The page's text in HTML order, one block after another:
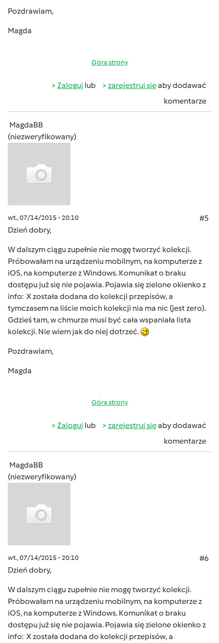
Pozdrawiam,
Magda
Góra strony
Zaloguj lub zarejestruj sięaby dodawać
komentarze
MagdaBB
(niezweryfikowany)
wt., 07/14/2015 - 20:10
#5
Dzień dobry,
W dalszym ciągu zupełnie nie mogę tworzyć kolekcji.
Próbowałam na urządzeniu mobilnym, na komputerze z
iOS, na komputerze z Windows. Komunikat o braku
dostępu już się nie pojawia. Pojawia się zielone okienko z
info: X została dodana do kolekcji przepisów, a
tymczasem na liście moich kolekcji nia ma nic (jest zero).
Gdzieś tam, w chmurze musi być cała wspaniała lista
kolekcji. Nie wiem jak do niej dotrzeć.
Pozdrawiam,
Magda
Góra strony
Zaloguj lub zarejestruj sięaby dodawać
komentarze
MagdaBB
(niezweryfikowany)
wt., 07/14/2015 - 20:10
#6
Dzień dobry,
W dalszym ciągu zupełnie nie mogę tworzyć kolekcji.
Próbowałam na urządzeniu mobilnym, na komputerze z
iOS, na komputerze z Windows. Komunikat o braku
dostępu już się nie pojawia. Pojawia się zielone okienko z
info: X została dodana do kolekcji przepisów, a